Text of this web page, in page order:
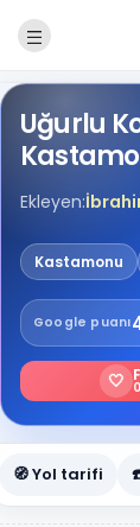
Uğurlu
Ekleyen:
Kastamonu
Google puanı
🤍 0
🧭 Yol tarifi